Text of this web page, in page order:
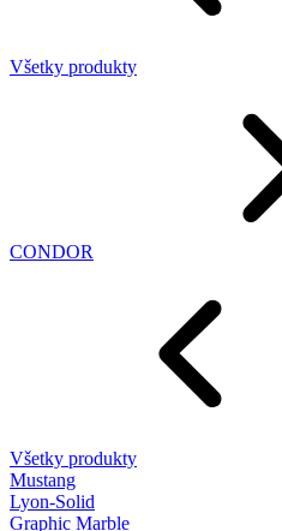
Všetky produkty
CONDOR
Všetky produkty
Mustang
Lyon-Solid
Graphic Marble